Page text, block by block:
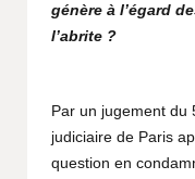
génère à l’égard
l’abrite ?
Par un jugement du
judiciaire de Paris
question en